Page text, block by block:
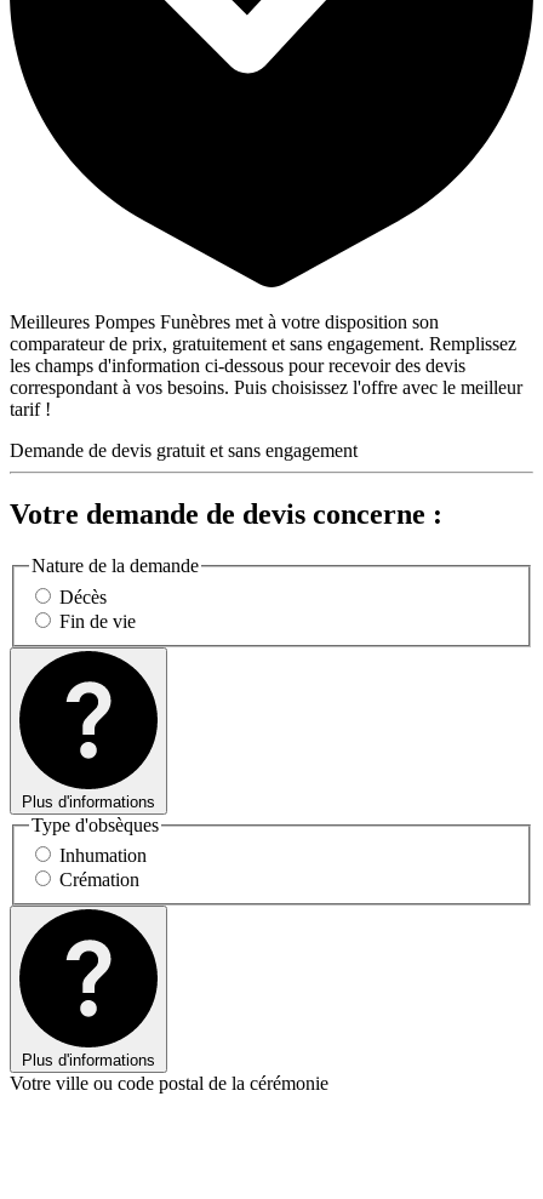
Meilleures Pompes Funèbres met à votre disposition son
comparateur de prix, gratuitement et sans engagement. Remplissez
les champs d'information ci-dessous pour recevoir des devis
correspondant à vos besoins. Puis choisissez l'offre avec le meilleur
tarif !
Demande de devis gratuit et sans engagement
Votre demande de devis concerne :
Nature de la demande
Décès
Fin de vie
Plus d'informations
Type d'obsèques
Inhumation
Crémation
Plus d'informations
Votre ville ou code postal de la cérémonie